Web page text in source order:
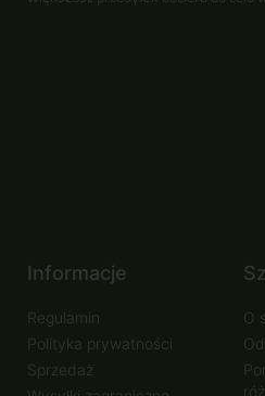
Informacje
Regulamin
Polityka prywatności
Sprzedaż
O
róż